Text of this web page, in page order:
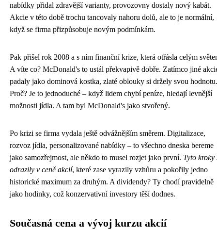
nabídky přidal zdravější varianty, provozovny dostaly nový kabát.
Akcie v této době trochu tancovaly nahoru dolů, ale to je normální,
když se firma přizpůsobuje novým podmínkám.
Pak přišel rok 2008 a s ním finanční krize, která otřásla celým
A víte co? McDonald's to ustál překvapivě dobře. Zatímco jiné
padaly jako dominová kostka, zlaté oblouky si držely svou hodnotu.
Proč? Je to jednoduché – když lidem chybí peníze, hledají levnější
možnosti jídla. A tam byl McDonald's jako stvořený.
Po krizi se firma vydala ještě odvážnějším směrem. Digitalizace,
rozvoz jídla, personalizované nabídky – to všechno dneska bereme
jako samozřejmost, ale někdo to musel rozjet jako první. Tyto kroky
odrazily v ceně akcií, které zase vyrazily vzhůru a pokořily jedno
historické maximum za druhým. A dividendy? Ty chodí pravidelně
jako hodinky, což konzervativní investory těší dodnes.
Současná cena a vývoj kurzu akcií